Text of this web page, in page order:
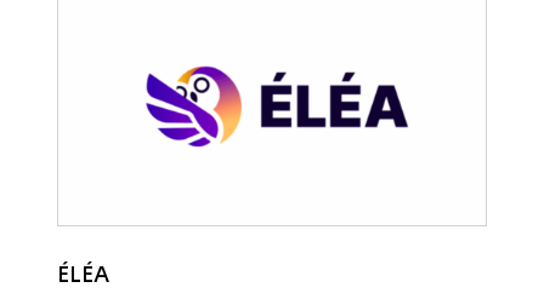
ÉLÉA